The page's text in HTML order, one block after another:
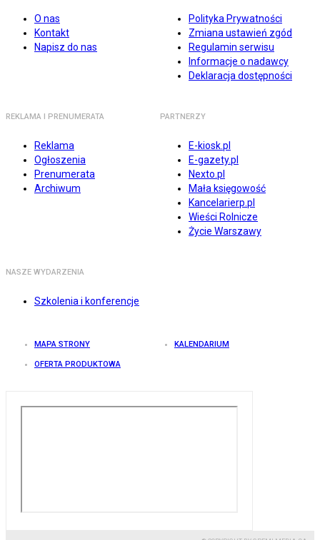
O nas
Kontakt
Napisz do nas
Polityka Prywatności
Zmiana ustawień zgód
Regulamin serwisu
Informacje o nadawcy
Deklaracja dostępności
REKLAMA I PRENUMERATA
Reklama
Ogłoszenia
Prenumerata
Archiwum
PARTNERZY
E-kiosk.pl
E-gazety.pl
Nexto.pl
Mała księgowość
Kancelarierp.pl
Wieści Rolnicze
Życie Warszawy
NASZE WYDARZENIA
Szkolenia i konferencje
MAPA STRONY KALENDARIUM
OFERTA PRODUKTOWA